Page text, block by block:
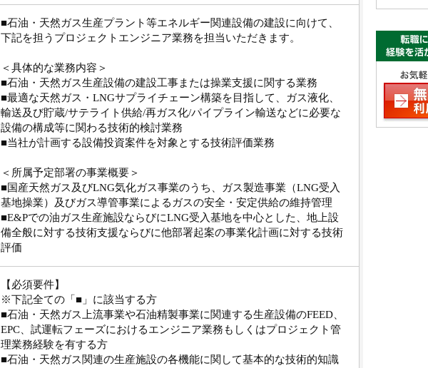
■石油・天然ガス生産プラント等エネルギー関連設備の建設に向けて、
下記を担うプロジェクトエンジニア業務を担当いただきます。
＜具体的な業務内容＞
■石油・天然ガス生産設備の建設工事または操業支援に関する業務
■最適な天然ガス・LNGサプライチェーン構築を目指して、ガス液化、
輸送及び貯蔵/サテライト供給/再ガス化/パイプライン輸送などに必要な
設備の構成等に関わる技術的検討業務
■当社が計画する設備投資案件を対象とする技術評価業務
＜所属予定部署の事業概要＞
■国産天然ガス及びLNG気化ガス事業のうち、ガス製造事業（LNG受入
基地操業）及びガス導管事業によるガスの安全・安定供給の維持管理
■E&Pでの油ガス生産施設ならびにLNG受入基地を中心とした、地上設
備全般に対する技術支援ならびに他部署起案の事業化計画に対する技術
評価
【必須要件】
※下記全ての「■」に該当する方
■石油・天然ガス上流事業や石油精製事業に関連する生産設備のFEED、
EPC、試運転フェーズにおけるエンジニア業務もしくはプロジェクト管
理業務経験を有する方
■石油・天然ガス関連の生産施設の各機能に関して基本的な技術的知識